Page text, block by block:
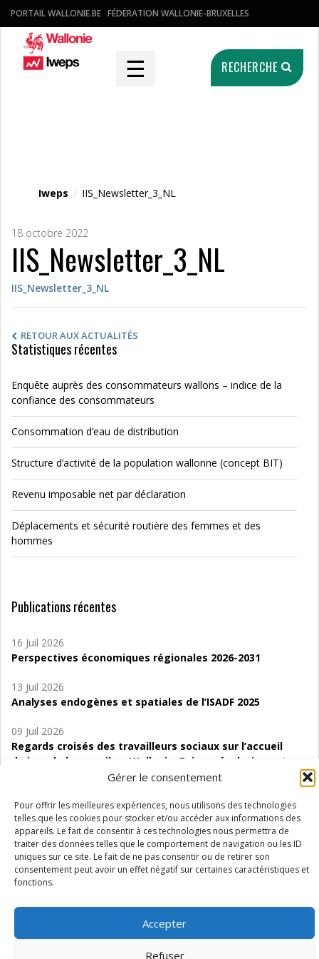
Gérer le consentement
Pour offrir les meilleures expériences, nous utilisons des technologies
telles que les cookies pour stocker et/ou accéder aux informations des
appareils. Le fait de consentir à ces technologies nous permettra de
traiter des données telles que le comportement de navigation ou les ID
uniques sur ce site. Le fait de ne pas consentir ou de retirer son
consentement peut avoir un effet négatif sur certaines caractéristiques et
fonctions.
Accepter
Refuser
PORTAIL WALLONIE.BE FÉDÉRATION WALLONIE-BRUXELLES
☰ RECHERCHE
Iweps / IIS_Newsletter_3_NL
18 octobre 2022
IIS_Newsletter_3_NL
IIS_Newsletter_3_NL
RETOUR AUX ACTUALITÉS
Statistiques récentes
Enquête auprès des consommateurs wallons – indice de la
confiance des consommateurs
Consommation d’eau de distribution
Structure d’activité de la population wallonne (concept BIT)
Revenu imposable net par déclaration
Déplacements et sécurité routière des femmes et des
hommes
Publications récentes
16 Juil 2026
Perspectives économiques régionales 2026-2031
13 Juil 2026
Analyses endogènes et spatiales de l’ISADF 2025
09 Juil 2026
Regards croisés des travailleurs sociaux sur l’accueil
de jour de bas seuil en Wallonie. Enjeux, évolutions et
06 Juil 2026
Étude d’évaluabilité des Structures
d’accompagnement à l’autocréation d’emploi (SAACE)
01 Juil 2026
Pénurie du personnel infirmier :quels indicateurs
Wallonie ?